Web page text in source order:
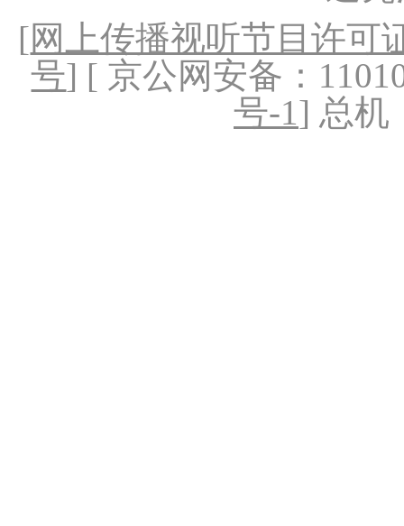
[网上传播视听节目许可
号] [ 京公网安备：
号-1] 总机